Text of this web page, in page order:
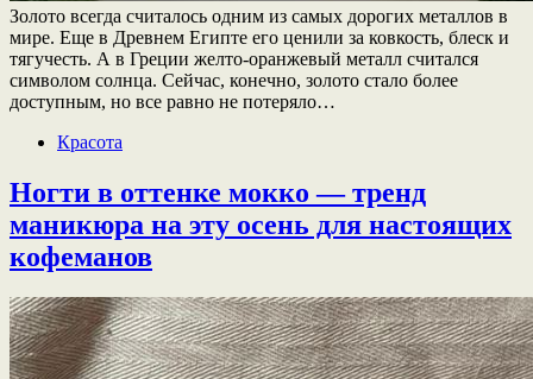
Золото всегда считалось одним из самых дорогих металлов в
мире. Еще в Древнем Египте его ценили за ковкость, блеск и
тягучесть. А в Греции желто-оранжевый металл считался
символом солнца. Сейчас, конечно, золото стало более
доступным, но все равно не потеряло…
Красота
Ногти в оттенке мокко — тренд
маникюра на эту осень для настоящих
кофеманов